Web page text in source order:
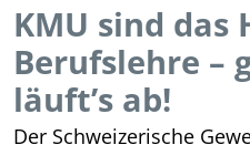
KMU sind das
Berufslehre –
läuft’s ab!
Der Schweizerische